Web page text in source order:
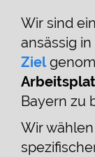
Wir sind
ansässig
Ziel
Bayern zu
Wir